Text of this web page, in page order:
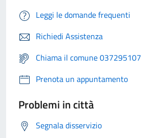
Leggi le domande frequenti
Richiedi Assistenza
Chiama il comune 037295107
Prenota un appuntamento
Problemi in città
Segnala disservizio